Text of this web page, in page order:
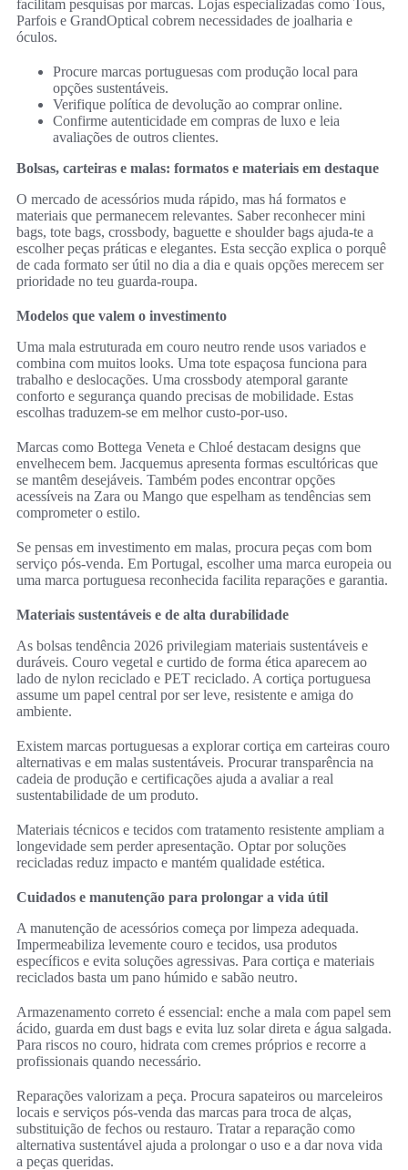
facilitam pesquisas por marcas. Lojas especializadas como Tous,
Parfois e GrandOptical cobrem necessidades de joalharia e
óculos.
Procure marcas portuguesas com produção local para
opções sustentáveis.
Verifique política de devolução ao comprar online.
Confirme autenticidade em compras de luxo e leia
avaliações de outros clientes.
Bolsas, carteiras e malas: formatos e materiais em destaque
O mercado de acessórios muda rápido, mas há formatos e
materiais que permanecem relevantes. Saber reconhecer mini
bags, tote bags, crossbody, baguette e shoulder bags ajuda-te a
escolher peças práticas e elegantes. Esta secção explica o porquê
de cada formato ser útil no dia a dia e quais opções merecem ser
prioridade no teu guarda-roupa.
Modelos que valem o investimento
Uma mala estruturada em couro neutro rende usos variados e
combina com muitos looks. Uma tote espaçosa funciona para
trabalho e deslocações. Uma crossbody atemporal garante
conforto e segurança quando precisas de mobilidade. Estas
escolhas traduzem-se em melhor custo‑por‑uso.
Marcas como Bottega Veneta e Chloé destacam designs que
envelhecem bem. Jacquemus apresenta formas escultóricas que
se mantêm desejáveis. Também podes encontrar opções
acessíveis na Zara ou Mango que espelham as tendências sem
comprometer o estilo.
Se pensas em investimento em malas, procura peças com bom
serviço pós‑venda. Em Portugal, escolher uma marca europeia ou
uma marca portuguesa reconhecida facilita reparações e garantia.
Materiais sustentáveis e de alta durabilidade
As bolsas tendência 2026 privilegiam materiais sustentáveis e
duráveis. Couro vegetal e curtido de forma ética aparecem ao
lado de nylon reciclado e PET reciclado. A cortiça portuguesa
assume um papel central por ser leve, resistente e amiga do
ambiente.
Existem marcas portuguesas a explorar cortiça em carteiras couro
alternativas e em malas sustentáveis. Procurar transparência na
cadeia de produção e certificações ajuda a avaliar a real
sustentabilidade de um produto.
Materiais técnicos e tecidos com tratamento resistente ampliam a
longevidade sem perder apresentação. Optar por soluções
recicladas reduz impacto e mantém qualidade estética.
Cuidados e manutenção para prolongar a vida útil
A manutenção de acessórios começa por limpeza adequada.
Impermeabiliza levemente couro e tecidos, usa produtos
específicos e evita soluções agressivas. Para cortiça e materiais
reciclados basta um pano húmido e sabão neutro.
Armazenamento correto é essencial: enche a mala com papel sem
ácido, guarda em dust bags e evita luz solar direta e água salgada.
Para riscos no couro, hidrata com cremes próprios e recorre a
profissionais quando necessário.
Reparações valorizam a peça. Procura sapateiros ou marceleiros
locais e serviços pós‑venda das marcas para troca de alças,
substituição de fechos ou restauro. Tratar a reparação como
alternativa sustentável ajuda a prolongar o uso e a dar nova vida
a peças queridas.